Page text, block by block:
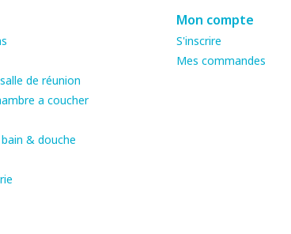
de réunion
a coucher
& douche
Mon compte
S'inscrire
Mes commandes